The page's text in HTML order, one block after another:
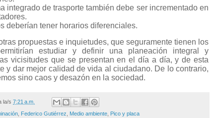
integrado de trasporte también debe ser incrementado en
deberían tener horarios diferenciales.
propuestas e inquietudes, que seguramente tienen los
estudiar y definir una planeación integral y
vicisitudes que se presentan en el día a día, y de esta
y dar mejor calidad de vida al ciudadano. De lo contrario,
sino caos y desazón en la sociedad.
la/s 7:21 a.m.
, Federico Gutiérrez, Medio ambiente, Pico y placa